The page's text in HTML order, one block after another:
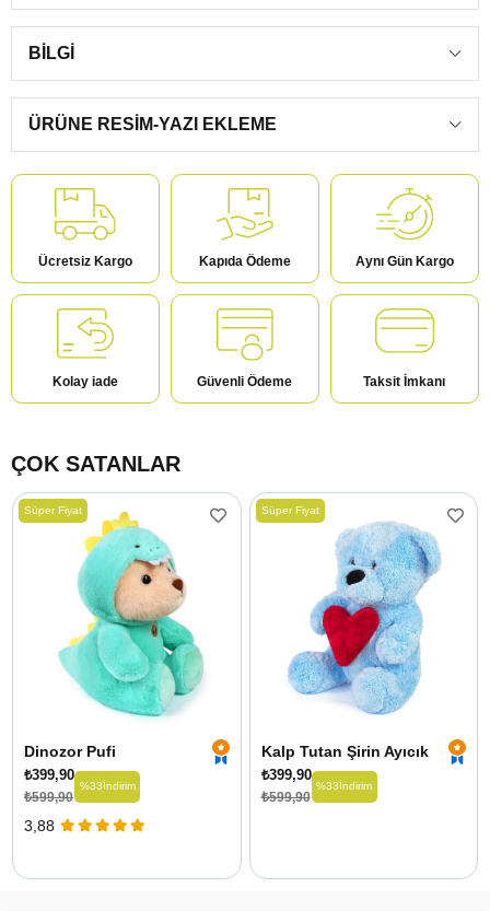
BILGI
ÜRÜNE RESIM-YAZI EKLEME
Ücretsiz Kargo Kapıda Ödeme Aynı Gün Kargo
Kolay iade Güvenli Ödeme Taksit İmkanı
ÇOK SATANLAR
Dinozor Pufi
₺399,90
₺599,90
%33İndirim
3,88
Süper Fiyat
Kalp Tutan Şirin Ayıcık
₺399,90
₺599,90
%33İndirim
Süper Fiyat